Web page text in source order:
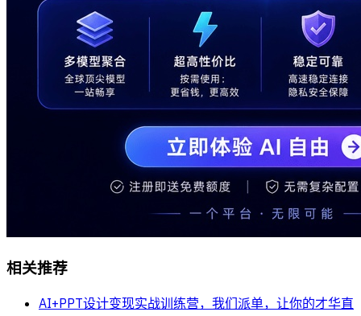
相关推荐
AI+PPT设计变现实战训练营，我们派单，让你的才华直